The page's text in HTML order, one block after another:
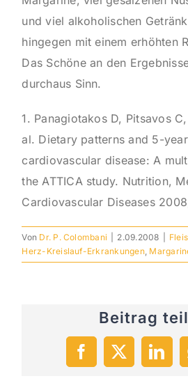
und viel alkoholischen
hingegen mit einem erhöhten
Das Schöne an den
durchaus Sinn.
1. Panagiotakos D, Pitsavos
al. Dietary patterns and 5-
cardiovascular disease: A
the ATTICA study. Nutrition,
Cardiovascular Diseases
Von Dr. P. Colombani 2.09.2008
Herz-Kreislauf-Erkrankungen,
Beitrag
Facebook
X